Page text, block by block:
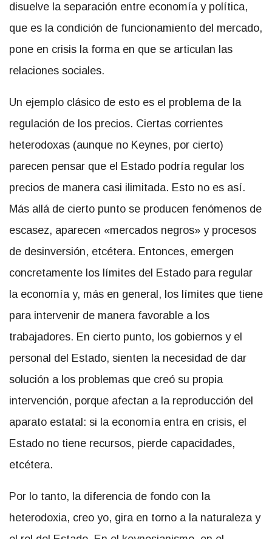
disuelve la separación entre economía y política,
que es la condición de funcionamiento del mercado,
pone en crisis la forma en que se articulan las
relaciones sociales.
Un ejemplo clásico de esto es el problema de la
regulación de los precios. Ciertas corrientes
heterodoxas (aunque no Keynes, por cierto)
parecen pensar que el Estado podría regular los
precios de manera casi ilimitada. Esto no es así.
Más allá de cierto punto se producen fenómenos de
escasez, aparecen «mercados negros» y procesos
de desinversión, etcétera. Entonces, emergen
concretamente los límites del Estado para regular
la economía y, más en general, los límites que tiene
para intervenir de manera favorable a los
trabajadores. En cierto punto, los gobiernos y el
personal del Estado, sienten la necesidad de dar
solución a los problemas que creó su propia
intervención, porque afectan a la reproducción del
aparato estatal: si la economía entra en crisis, el
Estado no tiene recursos, pierde capacidades,
etcétera.
Por lo tanto, la diferencia de fondo con la
heterodoxia, creo yo, gira en torno a la naturaleza y